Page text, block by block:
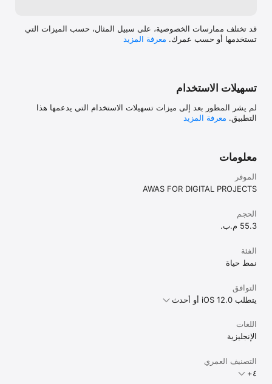
قد تختلف ممارسات الخصوصية، على سبيل المثال، حسب الميزات التي
تستخدمها أو حسب عمرك. معرفة المزيد
تسهيلات الاستخدام
لم يشر المطور بعد إلى ميزات تسهيلات الاستخدام التي يدعمها هذا
التطبيق. معرفة المزيد
معلومات
الموفر
AWAS FOR DIGITAL PROJECTS
الحجم
55.3 م.ب.
الفئة
نمط حياة
التوافق
يتطلب iOS 12.0 أو أحدث
اللغات
الإنجليزية
التصنيف العمري